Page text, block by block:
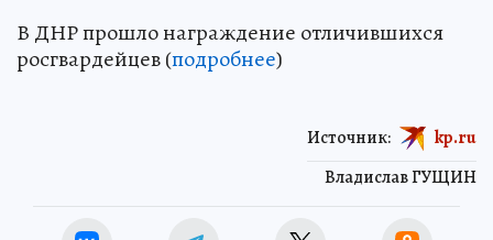
В ДНР прошло награждение отличившихся
росгвардейцев (подробнее)
Владислав ГУЩИН
Источник: kp.ru